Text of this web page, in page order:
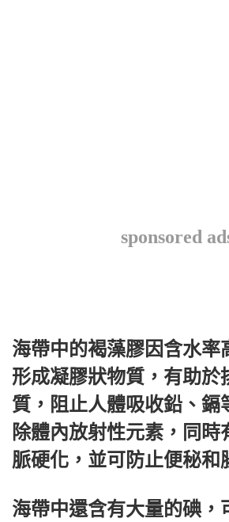
sponsored
海帶中的褐藻膠因含水率
形成凝膠狀物質，有助於
質，阻止人體吸收鉛、鎘
除體內放射性元素，同時
脈硬化，並可防止便秘和
海帶中還含有大量的碘，